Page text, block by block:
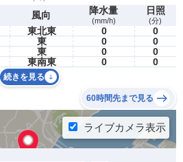
風向 降水量
(mm/h)
日照
(分)
東北東 0
0
東 0
0
東 0
0
東南東 0 0
続きを見る
60時間先まで見る